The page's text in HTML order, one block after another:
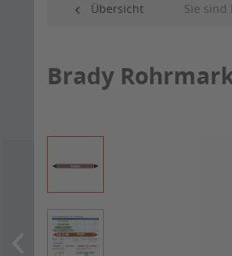
Übersicht Sie sind
Brady